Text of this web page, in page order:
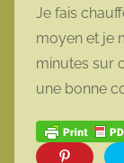
Je fais
moyen et je
minutes sur
une bonne